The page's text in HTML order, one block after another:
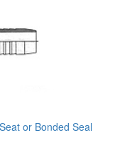
or Bonded Seal